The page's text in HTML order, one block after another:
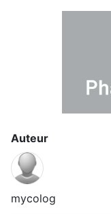
Auteur
mycolog